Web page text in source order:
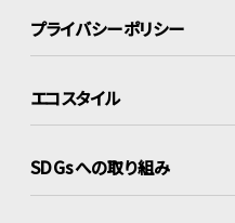
プライバシーポリシー
エコスタイル
SDGsへの取り組み